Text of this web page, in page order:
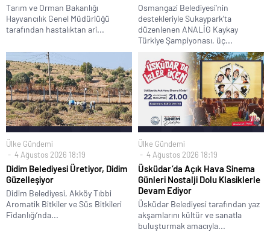
Tarım ve Orman Bakanlığı
Hayvancılık Genel Müdürlüğü
tarafından hastalıktan ari...
Osmangazi Belediyesi’nin
destekleriyle Sukaypark’ta
düzenlenen ANALİG Kaykay
Türkiye Şampiyonası, üç...
Ülke Gündemi
4 Ağustos 2026 18:19
Didim Belediyesi Üretiyor, Didim
Güzelleşiyor
Didim Belediyesi, Akköy Tıbbi
Aromatik Bitkiler ve Süs Bitkileri
Fidanlığı’nda...
Ülke Gündemi
4 Ağustos 2026 18:19
Üsküdar’da Açık Hava Sinema
Günleri Nostalji Dolu Klasiklerle
Devam Ediyor
Üsküdar Belediyesi tarafından yaz
akşamlarını kültür ve sanatla
buluşturmak amacıyla...